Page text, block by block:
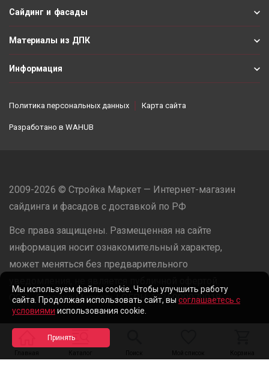
Главная Каталог Поиск Мой список Корзина
Сайдинг и фасады
Материалы из ДПК
Информация
Политика персональных данных Карта сайта
Разработано в WAHUB
2009-2026 © Стройка Маркет — Интернет-магазин
сайдинга и фасадов с доставкой по РФ
Все права защищены. Размещенная на сайте
информация носит ознакомительный характер,
может меняться без предварительного
ООО «Стройка Маркет» | ОГРН: 1235000079918
Разработано в
Мы используем файлы cookie. Чтобы улучшить работу
сайта. Продолжая использовать сайт, вы соглашаетесь с
условиями использования cookie.